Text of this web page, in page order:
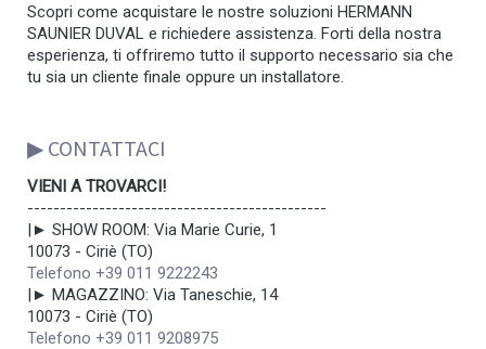
Scopri come acquistare le nostre soluzioni HERMANN
SAUNIER DUVAL e richiedere assistenza. Forti della nostra
esperienza, ti offriremo tutto il supporto necessario sia che
tu sia un cliente finale oppure un installatore.
▶ CONTATTACI
VIENI A TROVARCI!
----------------------------------------------
|► SHOW ROOM: Via Marie Curie, 1
10073 - Ciriè (TO)
Telefono +39 011 9222243
|► MAGAZZINO: Via Taneschie, 14
10073 - Ciriè (TO)
Telefono +39 011 9208975